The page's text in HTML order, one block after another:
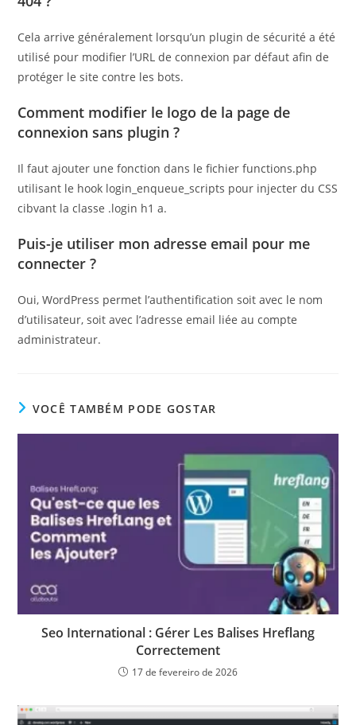
Cela arrive généralement lorsqu’un plugin de sécurité a été
utilisé pour modifier l’URL de connexion par défaut afin de
protéger le site contre les bots.
Comment modifier le logo de la page de
connexion sans plugin ?
Il faut ajouter une fonction dans le fichier functions.php
utilisant le hook login_enqueue_scripts pour injecter du CSS
cibvant la classe .login h1 a.
Puis-je utiliser mon adresse email pour me
connecter ?
Oui, WordPress permet l’authentification soit avec le nom
d’utilisateur, soit avec l’adresse email liée au compte
administrateur.
VOCÊ TAMBÉM PODE GOSTAR
Seo International : Gérer Les Balises Hreflang
Correctement
17 de fevereiro de 2026